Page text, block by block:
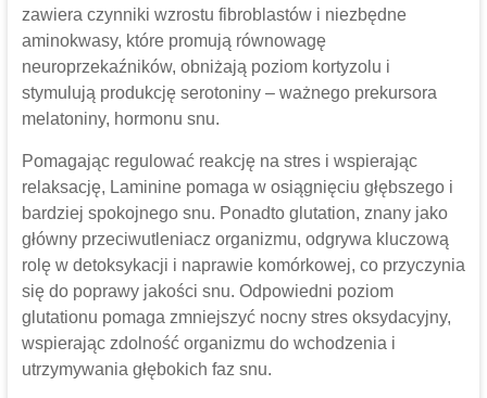
zawiera czynniki wzrostu fibroblastów i niezbędne
aminokwasy, które promują równowagę
neuroprzekaźników, obniżają poziom kortyzolu i
stymulują produkcję serotoniny – ważnego prekursora
melatoniny, hormonu snu.
Pomagając regulować reakcję na stres i wspierając
relaksację, Laminine pomaga w osiągnięciu głębszego i
bardziej spokojnego snu. Ponadto glutation, znany jako
główny przeciwutleniacz organizmu, odgrywa kluczową
rolę w detoksykacji i naprawie komórkowej, co przyczynia
się do poprawy jakości snu. Odpowiedni poziom
glutationu pomaga zmniejszyć nocny stres oksydacyjny,
wspierając zdolność organizmu do wchodzenia i
utrzymywania głębokich faz snu.